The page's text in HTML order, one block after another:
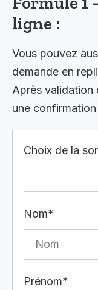
ligne :
Vous pouvez
demande en
Après validation
une
Choix de la
Nom*
Prénom*